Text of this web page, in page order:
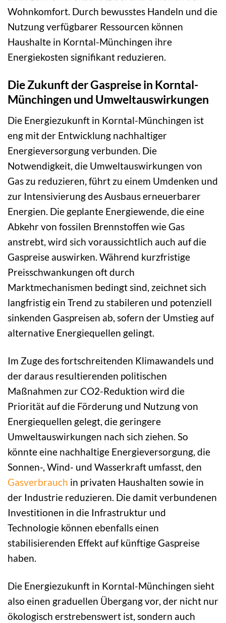
Wohnkomfort. Durch bewusstes Handeln und die
Nutzung verfügbarer Ressourcen können
Haushalte in Korntal-Münchingen ihre
Energiekosten signifikant reduzieren.
Die Zukunft der Gaspreise in Korntal-
Münchingen und Umweltauswirkungen
Die Energiezukunft in Korntal-Münchingen ist
eng mit der Entwicklung nachhaltiger
Energieversorgung verbunden. Die
Notwendigkeit, die Umweltauswirkungen von
Gas zu reduzieren, führt zu einem Umdenken und
zur Intensivierung des Ausbaus erneuerbarer
Energien. Die geplante Energiewende, die eine
Abkehr von fossilen Brennstoffen wie Gas
anstrebt, wird sich voraussichtlich auch auf die
Gaspreise auswirken. Während kurzfristige
Preisschwankungen oft durch
Marktmechanismen bedingt sind, zeichnet sich
langfristig ein Trend zu stabileren und potenziell
sinkenden Gaspreisen ab, sofern der Umstieg auf
alternative Energiequellen gelingt.
Im Zuge des fortschreitenden Klimawandels und
der daraus resultierenden politischen
Maßnahmen zur CO2-Reduktion wird die
Priorität auf die Förderung und Nutzung von
Energiequellen gelegt, die geringere
Umweltauswirkungen nach sich ziehen. So
könnte eine nachhaltige Energieversorgung, die
Sonnen-, Wind- und Wasserkraft umfasst, den
Gasverbrauch in privaten Haushalten sowie in
der Industrie reduzieren. Die damit verbundenen
Investitionen in die Infrastruktur und
Technologie können ebenfalls einen
stabilisierenden Effekt auf künftige Gaspreise
haben.
Die Energiezukunft in Korntal-Münchingen sieht
also einen graduellen Übergang vor, der nicht nur
ökologisch erstrebenswert ist, sondern auch